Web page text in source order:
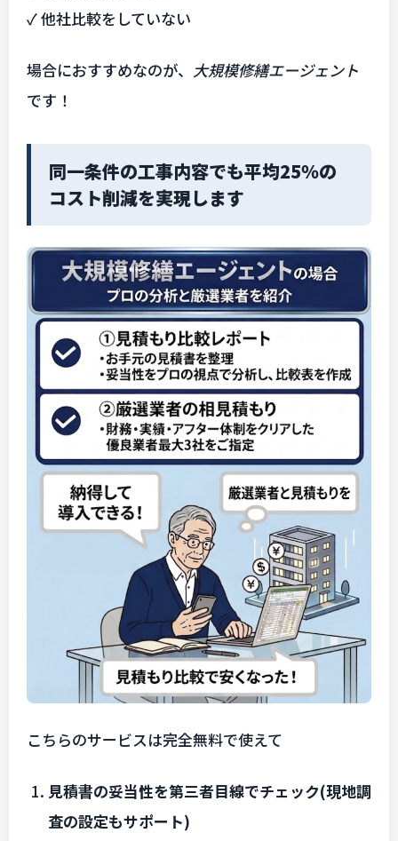
✓ 他社比較をしていない
場合におすすめなのが、 大規模修繕エージェント
です！
同一条件の工事内容でも平均25％の
コスト削減を実現します
こちらのサービスは完全無料で使えて
見積書の妥当性を第三者目線でチェック(現地調
査の設定もサポート)